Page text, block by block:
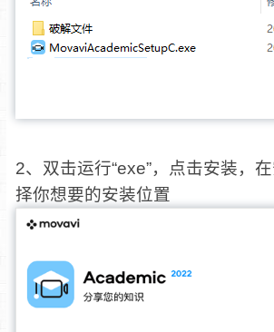
2、双击运行“exe”，点击安装，
择你想要的安装位置